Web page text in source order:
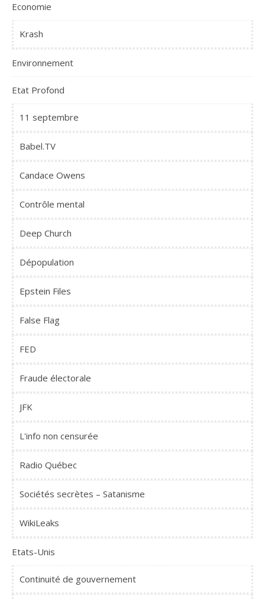
Economie
Krash
Environnement
Etat Profond
11 septembre
Babel.TV
Candace Owens
Contrôle mental
Deep Church
Dépopulation
Epstein Files
False Flag
FED
Fraude électorale
JFK
L'info non censurée
Radio Québec
Sociétés secrètes – Satanisme
WikiLeaks
Etats-Unis
Continuité de gouvernement